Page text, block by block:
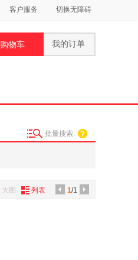
客户服务 切换无障碍
购物车 我的订单
批量搜索
1/1
大图 列表